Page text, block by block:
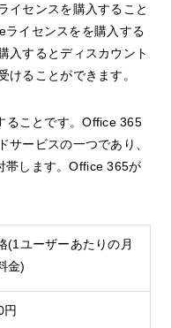
イセンスを購入すること
イセンスをを購入する
入するとディスカウント
けることができます。
ることです。Office 365
サービスの一つであり、
帯します。Office 365が
(1ユーザーあたりの月
金)
円